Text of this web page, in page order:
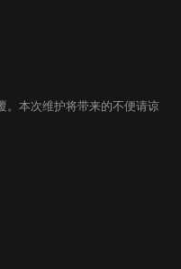
。本次维护将带来的不便请谅